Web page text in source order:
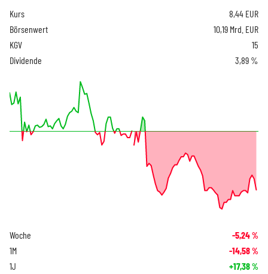
Kurs 8,44 EUR
Börsenwert
10,19 Mrd. EUR
KGV
15
Dividende
3,89 %
Woche -5,24%
1M -14,58%
1J +17,38%